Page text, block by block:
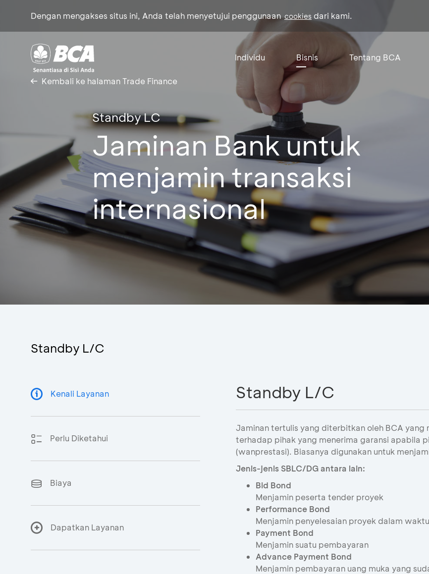
Dengan mengakses situs ini, Anda telah menyetujui penggunaancookies dari kami.
Individu Bisnis Tentang BCA
Kembali ke halaman Trade Finance
Standby LC
Jaminan Bank untuk
menjamin transaksi
internasional
Standby L/C
Kenali Layanan
Perlu Diketahui
Biaya
Dapatkan Layanan
Standby L/C
Jaminan tertulis yang diterbitkan oleh BCA
terhadap pihak yang menerima garansi apabila
(wanprestasi). Biasanya digunakan untuk
Jenis-jenis SBLC/DG antara lain:
Bid Bond
Menjamin peserta tender proyek
Performance Bond
Menjamin penyelesaian proyek dalam
Payment Bond
Menjamin suatu pembayaran
Advance Payment Bond
Menjamin pembayaran uang muka yang